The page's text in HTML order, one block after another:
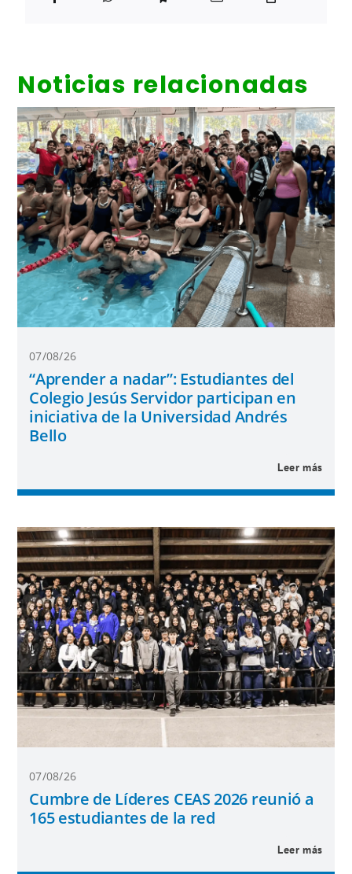
Noticias relacionadas
07/08/26
“Aprender a nadar”: Estudiantes del
Colegio Jesús Servidor participan en
iniciativa de la Universidad Andrés
Bello
Leer más
07/08/26
Cumbre de Líderes CEAS 2026 reunió a
165 estudiantes de la red
Leer más